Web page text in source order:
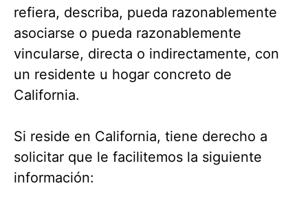
refiera, describa, pueda razonablemente
asociarse o pueda razonablemente
vincularse, directa o indirectamente, con
un residente u hogar concreto de
California.
Si reside en California, tiene derecho a
solicitar que le facilitemos la siguiente
información: